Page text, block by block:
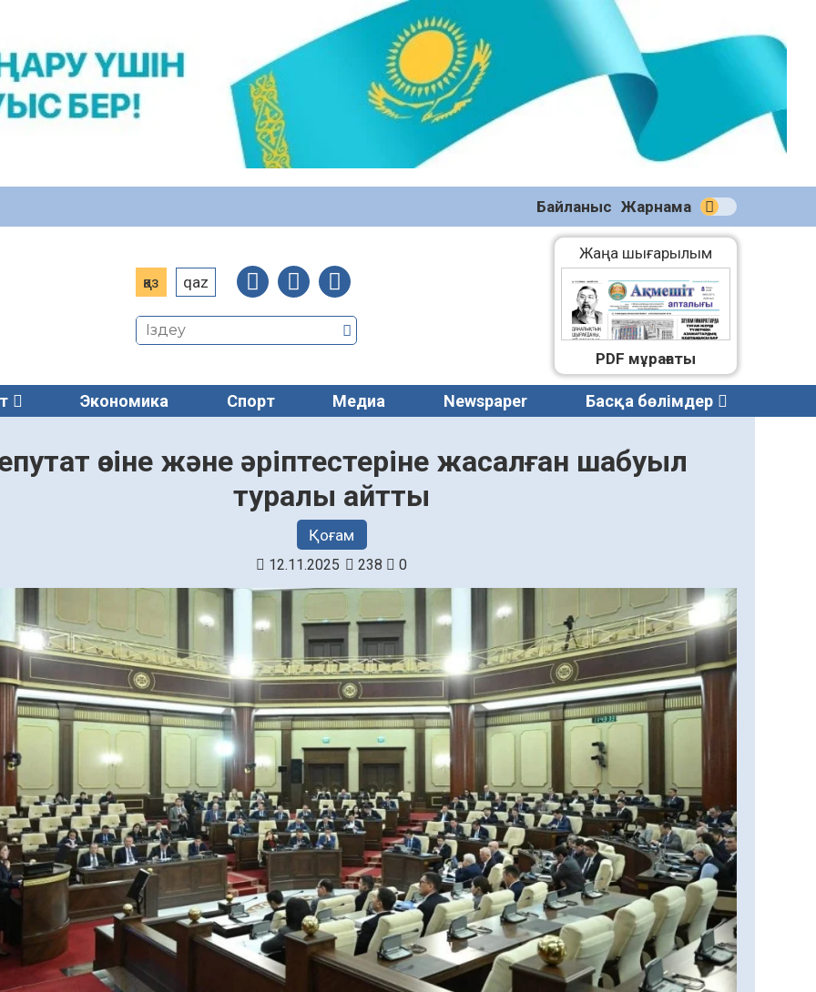
Байланыс Жарнама
қаз qaz
Жаңа шығарылым
(2271)
08.08.2026
PDF мұрағаты
Экономика Спорт Медиа Newspaper Басқа бөлімдер
өзіне және әріптестеріне жасалған шабуыл
туралы айтты
Қоғам
12.11.2025 238 0